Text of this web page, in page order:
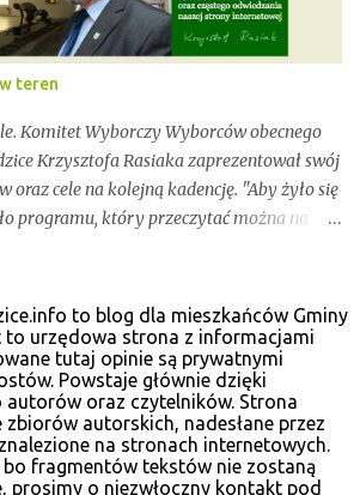
teren
Komitet Wyborczy Wyborców obecnego
Krzysztofa Rasiaka zaprezentował swój
oraz cele na kolejną kadencję. "Aby żyło się
programu, który przeczytać można na
2014, wcześniej był członkiem zarządu
i wicestarostą. Wśród kandydatów na
wiele dobrze znanych postaci, ale
materiały wyborcze, które udało nam
to blog dla mieszkańców Gminy
to urzędowa strona z informacjami
tutaj opinie są prywatnymi
Powstaje głównie dzięki
autorów oraz czytelników. Strona
zbiorów autorskich, nadesłane przez
na stronach internetowych.
bo fragmentów tekstów nie zostaną
prosimy o niezwłoczny kontakt pod